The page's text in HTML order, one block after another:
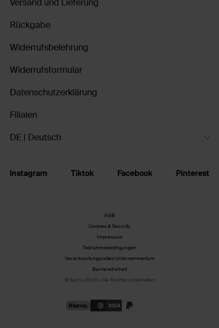
Versand und Lieferung
Rückgabe
Widerrufsbelehrung
Widerrufsformular
Datenschutzerklärung
Filialen
DE | Deutsch
Instagram Tiktok Facebook Pinterest
AGB
Cookies & Security
Impressum
Teilnahmebedingungen
Verantwortungsvolles Unternehmertum
Barrierefreiheit
© Sacha 2026 | Alle Rechte vorbehalten